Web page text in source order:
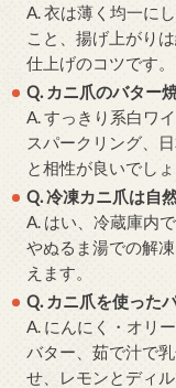
A. 衣は薄く均一に
こと、揚げ上がり
仕上げのコツです。
Q. カニ爪のバター
A. すっきり系白ワ
スパークリング、
と相性が良いでしょ
Q. 冷凍カニ爪は自
A. はい、冷蔵庫内
やぬるま湯での解
えます。
Q. カニ爪を使った
A. にんにく・オリ
バター、茹で汁で
せ、レモンとディ